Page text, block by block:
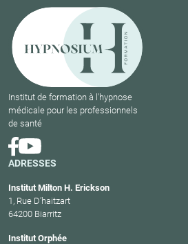
Institut de formation à l'hypnose
médicale pour les professionnels
de santé
ADRESSES
Institut Milton H. Erickson
1, Rue D’haitzart
64200 Biarritz
Institut Orphée